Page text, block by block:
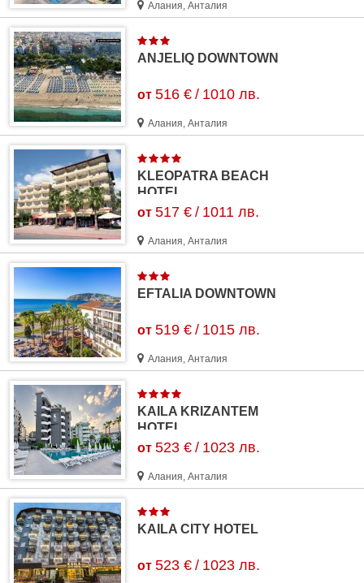
Алания, Анталия
ANJELIQ DOWNTOWN
от 516 € / 1010 лв.
Алания, Анталия
KLEOPATRA BEACH
HOTEL
от 517 € / 1011 лв.
Алания, Анталия
EFTALIA DOWNTOWN
от 519 € / 1015 лв.
Алания, Анталия
KAILA KRIZANTEM
HOTEL
от 523 € / 1023 лв.
Алания, Анталия
KAILA CITY HOTEL
от 523 € / 1023 лв.